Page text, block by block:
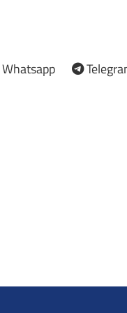
Whatsapp